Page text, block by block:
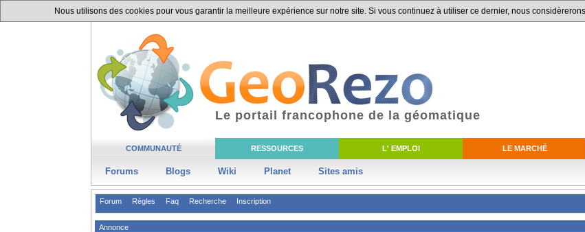
Nous utilisons des cookies pour vous garantir la meilleure expérience sur notre site. Si vous continuez à utiliser ce dernier, nous
COMMUNAUTÉ RESSOURCES L' EMPLOI LE MARCHÉ
Forums Blogs Wiki Planet Sites amis
Le portail francophone de la géomatique
Forum Règles Faq Recherche Inscription
Annonce